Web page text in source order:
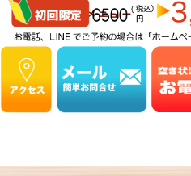
-施術メニュー
-喜びの声
-施術料金